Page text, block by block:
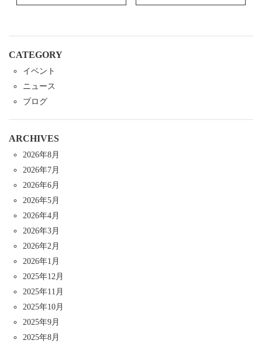
シ
CATEGORY
イベント
ニュース
ブログ
ARCHIVES
2026年8月
2026年7月
2026年6月
2026年5月
2026年4月
2026年3月
2026年2月
2026年1月
2025年12月
2025年11月
2025年10月
2025年9月
2025年8月